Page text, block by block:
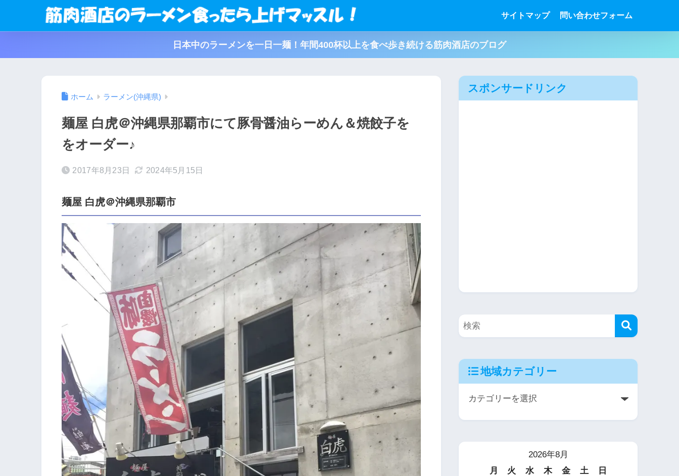
サイトマップ 問い合わせフォーム
日本中のラーメンを一日一麺！年間400杯以上を食べ歩き続ける筋肉酒店のブログ
ホーム ラーメン(沖縄県)
麺屋 白虎＠沖縄県那覇市にて豚骨醤油らーめん＆焼餃子を
をオーダー♪
2017年8月23日 2024年5月15日
麺屋 白虎＠沖縄県那覇市
スポンサードリンク
地域カテゴリー
2026年8月
月
火 水 木 金 土
日